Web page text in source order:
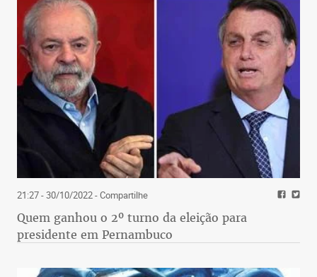
21:27 - 30/10/2022- Compartilhe
Quem ganhou o 2º turno da eleição para
presidente em Pernambuco